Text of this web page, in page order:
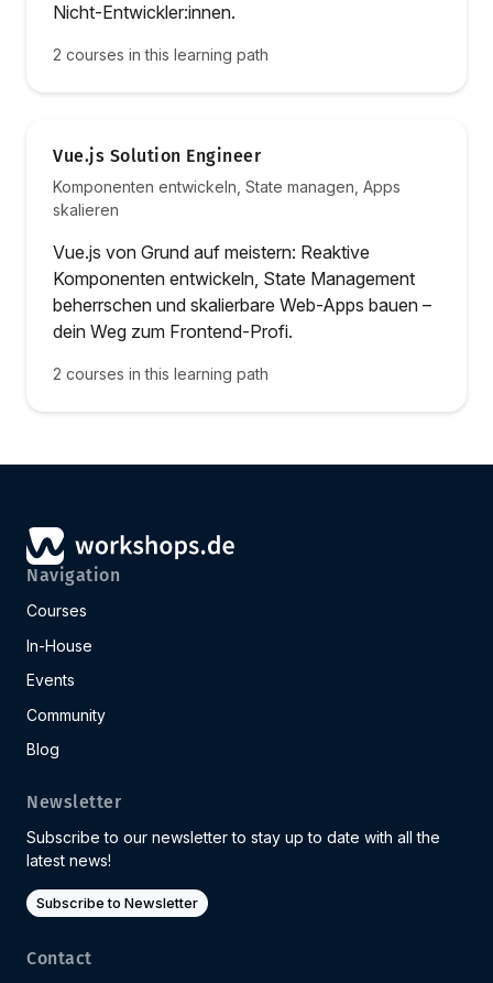
Nicht-Entwickler:innen.
2 courses in this learning path
Vue.js Solution Engineer
Komponenten entwickeln, State managen, Apps
skalieren
Vue.js von Grund auf meistern: Reaktive
Komponenten entwickeln, State Management
beherrschen und skalierbare Web-Apps bauen –
dein Weg zum Frontend-Profi.
2 courses in this learning path
Navigation
Courses
In-House
Events
Community
Blog
Newsletter
Subscribe to our newsletter to stay up to date with all the
latest news!
Subscribe to Newsletter
Contact